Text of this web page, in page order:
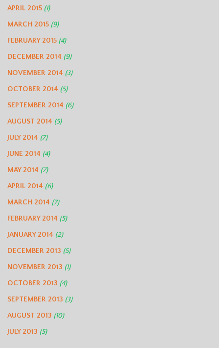
APRIL 2015 (1)
MARCH 2015 (9)
FEBRUARY 2015 (4)
DECEMBER 2014 (9)
NOVEMBER 2014 (3)
OCTOBER 2014 (5)
SEPTEMBER 2014 (6)
AUGUST 2014 (5)
JULY 2014 (7)
JUNE 2014 (4)
MAY 2014 (7)
APRIL 2014 (6)
MARCH 2014 (7)
FEBRUARY 2014 (5)
JANUARY 2014 (2)
DECEMBER 2013 (5)
NOVEMBER 2013 (1)
OCTOBER 2013 (4)
SEPTEMBER 2013 (3)
AUGUST 2013 (10)
JULY 2013 (5)